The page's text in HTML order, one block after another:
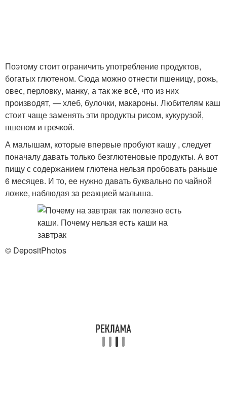
Поэтому стоит ограничить употребление продуктов,
богатых глютеном. Сюда можно отнести пшеницу, рожь,
овес, перловку, манку, а так же всё, что из них
производят, — хлеб, булочки, макароны. Любителям каш
стоит чаще заменять эти продукты рисом, кукурузой,
пшеном и гречкой.
А малышам, которые впервые пробуют кашу , следует
поначалу давать только безглютеновые продукты. А вот
пищу с содержанием глютена нельзя пробовать раньше
6 месяцев. И то, ее нужно давать буквально по чайной
ложке, наблюдая за реакцией малыша.
© DepositPhotos